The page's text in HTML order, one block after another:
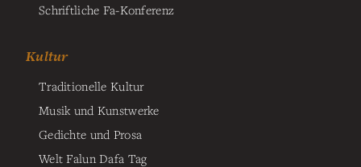
Schriftliche Fa-Konferenz
Kultur
Traditionelle Kultur
Musik und Kunstwerke
Gedichte und Prosa
Welt Falun Dafa Tag